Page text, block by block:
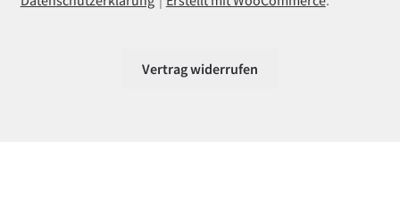
Vertrag widerrufen